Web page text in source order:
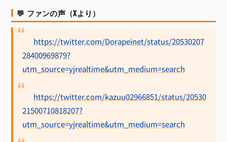
💬 ファンの声（Xより）
https://twitter.com/Dorapeinet/status/20530207
28400969879?
utm_source=yjrealtime&utm_medium=search
https://twitter.com/kazuu02966851/status/20530
21500710818207?
utm_source=yjrealtime&utm_medium=search